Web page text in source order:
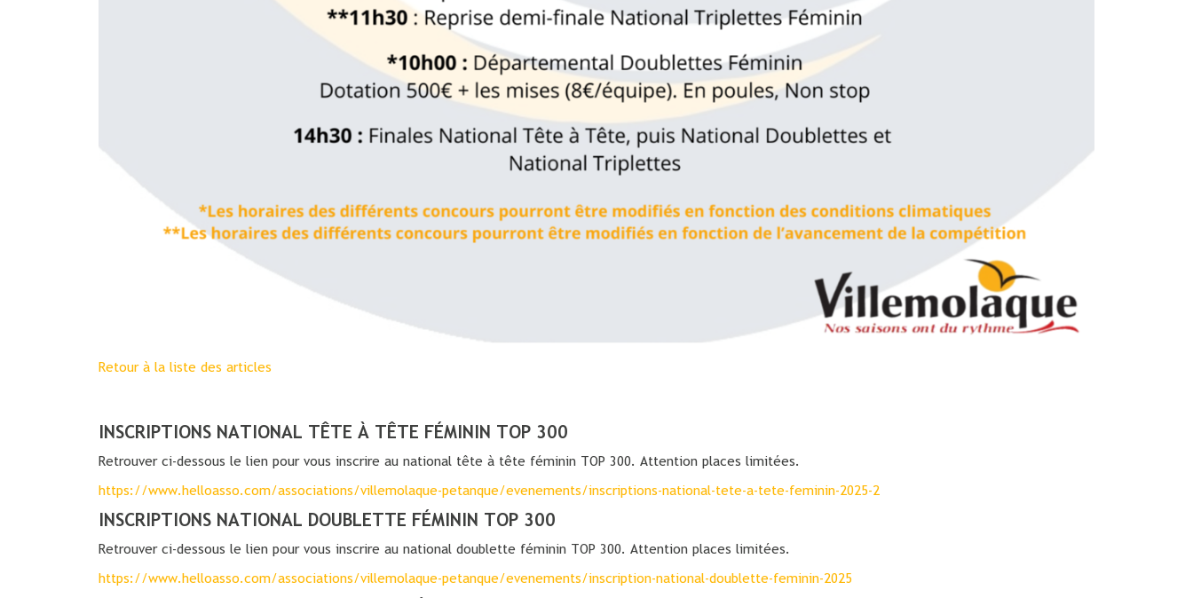
Retour à la liste des articles
INSCRIPTIONS NATIONAL TÊTE À TÊTE FÉMININ TOP 300
Retrouver ci-dessous le lien pour vous inscrire au national tête à tête féminin TOP 300. Attention places limitées.
https://www.helloasso.com/associations/villemolaque-petanque/evenements/inscriptions-national-tete-a-tete-feminin-2025-2
INSCRIPTIONS NATIONAL DOUBLETTE FÉMININ TOP 300
Retrouver ci-dessous le lien pour vous inscrire au national doublette féminin TOP 300. Attention places limitées.
https://www.helloasso.com/associations/villemolaque-petanque/evenements/inscription-national-doublette-feminin-2025